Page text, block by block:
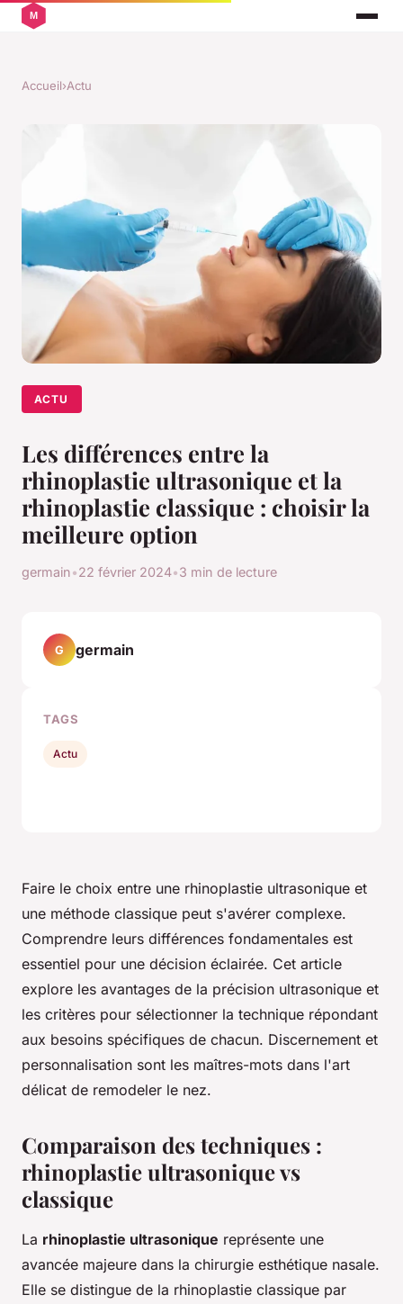
Accueil›Actu
ACTU
Les différences entre la
rhinoplastie ultrasonique et la
rhinoplastie classique : choisir la
meilleure option
germain•22 février 2024•3 min de lecture
Faire le choix entre une rhinoplastie ultrasonique et
une méthode classique peut s'avérer complexe.
Comprendre leurs différences fondamentales est
essentiel pour une décision éclairée. Cet article
explore les avantages de la précision ultrasonique et
les critères pour sélectionner la technique répondant
aux besoins spécifiques de chacun. Discernement et
personnalisation sont les maîtres-mots dans l'art
délicat de remodeler le nez.
Comparaison des techniques :
rhinoplastie ultrasonique vs
classique
La rhinoplastie ultrasonique représente une
avancée majeure dans la chirurgie esthétique nasale.
Elle se distingue de la rhinoplastie classique par
G germain
TAGS
Actu